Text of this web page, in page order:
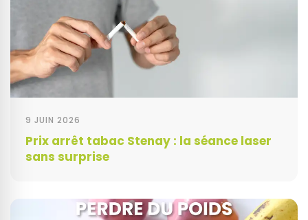
9 JUIN 2026
Prix arrêt tabac Stenay : la séance laser
sans surprise